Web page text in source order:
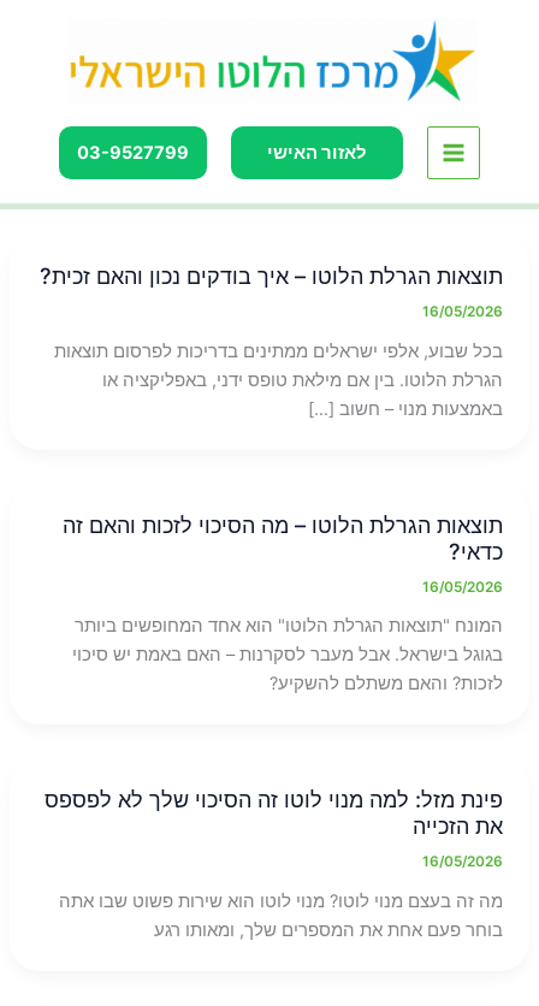
לאזור האישי 03-9527799
תוצאות הגרלת הלוטו – איך בודקים נכון והאם זכית?
16/05/2026
בכל שבוע, אלפי ישראלים ממתינים בדריכות לפרסום תוצאות
הגרלת הלוטו. בין אם מילאת טופס ידני, באפליקציה או
באמצעות מנוי – חשוב […]
תוצאות הגרלת הלוטו – מה הסיכוי לזכות והאם זה
כדאי?
16/05/2026
המונח "תוצאות הגרלת הלוטו" הוא אחד המחופשים ביותר
בגוגל בישראל. אבל מעבר לסקרנות – האם באמת יש סיכוי
לזכות? והאם משתלם להשקיע?
פינת מזל: למה מנוי לוטו זה הסיכוי שלך לא לפספס
את הזכייה
16/05/2026
מה זה בעצם מנוי לוטו? מנוי לוטו הוא שירות פשוט שבו אתה
בוחר פעם אחת את המספרים שלך, ומאותו רגע